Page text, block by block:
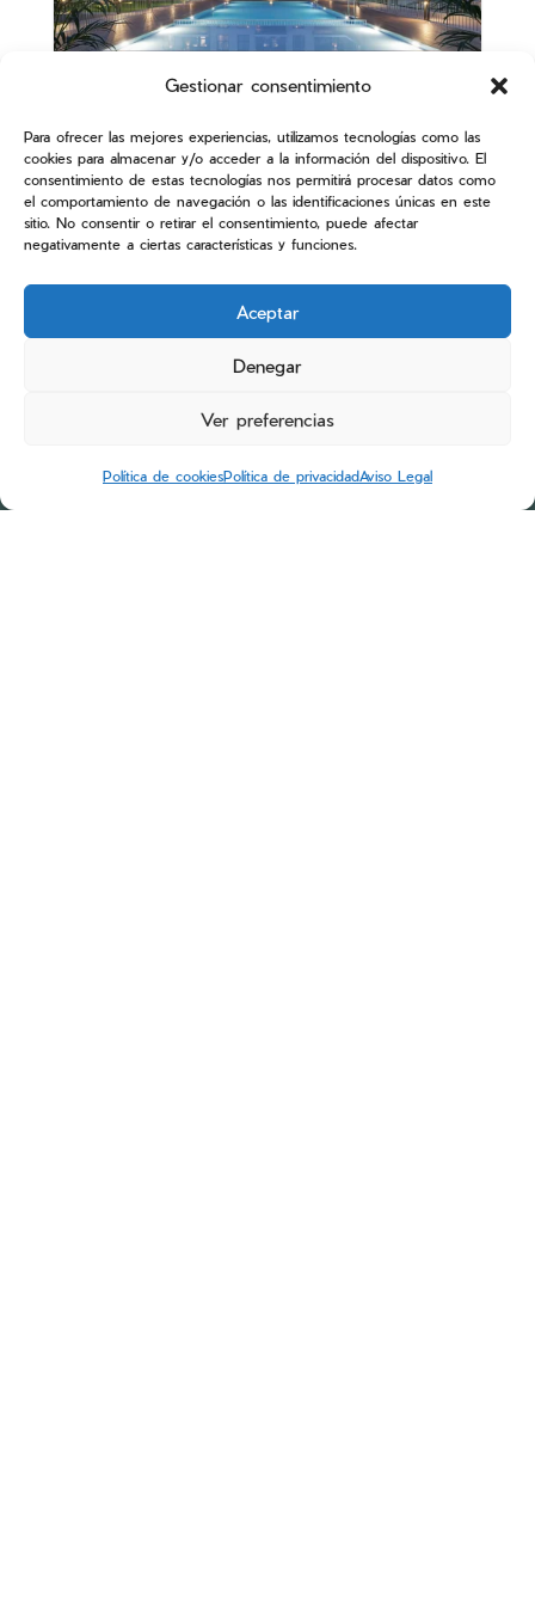
Gestionar consentimiento
Para ofrecer las mejores experiencias, utilizamos tecnologías como las
cookies para almacenar y/o acceder a la información del dispositivo. El
consentimiento de estas tecnologías nos permitirá procesar datos como
el comportamiento de navegación o las identificaciones únicas en este
sitio. No consentir o retirar el consentimiento, puede afectar
negativamente a ciertas características y funciones.
Aceptar
Denegar
Ver preferencias
Política de cookiesPolítica de privacidadAviso Legal
LOS ALISIOS II
78 viviendas
Tamaraceite (Las Palmas de Gran Canaria)